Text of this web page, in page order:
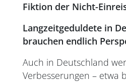
Fiktion der Nicht-
Langzeitgeduldete in
brauchen endlich
Auch in Deutschland
Verbesserungen – etwa